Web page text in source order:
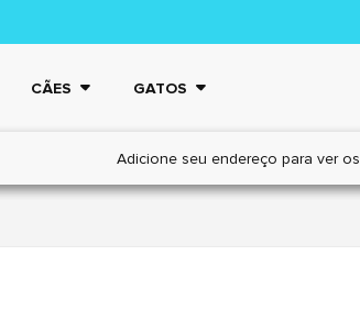
CÃES GATOS
Adicione seu endereço para ver os